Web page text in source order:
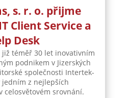
s. r. o. přijme
Client Service a
Desk
již téměř 30 let inovativním
podnikem v Jizerských
společnosti Intertek-
jedním z nejlepších
celosvětovém srovnání.